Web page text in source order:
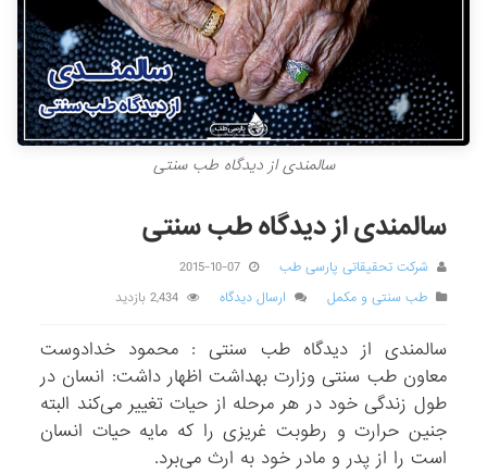
سالمندی از دیدگاه طب سنتی
سالمندی از دیدگاه طب سنتی
شرکت تحقیقاتی پارسی طب
2015-10-07
طب سنتی و مکمل
ارسال دیدگاه 2,434 بازدید
سالمندی از دیدگاه طب سنتی : محمود خدادوست
معاون طب سنتی وزارت بهداشت اظهار داشت: انسان در
طول زندگی خود در هر مرحله از حیات تغییر می‌کند البته
جنین حرارت و رطوبت غریزی را که مایه حیات انسان
است را از پدر و مادر خود به ارث می‌برد.